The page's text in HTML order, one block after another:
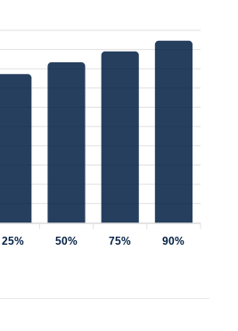
25% 50% 75% 90%